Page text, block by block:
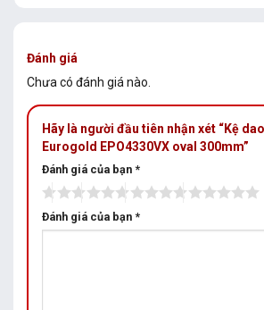
Đánh giá
Chưa có đánh giá nào.
Hãy là người đầu tiên nhận xét “Kệ
Eurogold EPO4330VX oval 300mm”
Đánh giá của bạn *
Đánh giá của bạn *